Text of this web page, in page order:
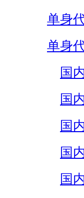
单身
单身
国
国
国
国
国